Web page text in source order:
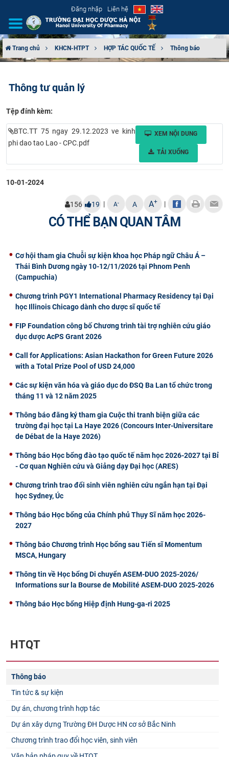
Đăng nhập Liên hệ
CƠ CẤU TỔ CHỨC
TUYỂN SINH
ĐÀO TẠO
ĐẢM BẢO CHẤT LƯỢNG
Trang chủ KHCN-HTPT HỢP TÁC QUỐC TẾ Thông báo
Thông tư quản lý
Tệp đính kèm:
BTC.TT 75 ngay 29.12.2023 ve kinh
phi dao tao Lao - CPC.pdf
XEM NỘI DUNG
TẢI XUỐNG
10-01-2024
156 19 | A- A A+ |
CÓ THỂ BẠN QUAN TÂM
Cơ hội tham gia Chuỗi sự kiện khoa học Pháp ngữ Châu Á –
Thái Bình Dương ngày 10-12/11/2026 tại Phnom Penh
(Campuchia)
Chương trình PGY1 International Pharmacy Residency tại Đại
học Illinois Chicago dành cho dược sĩ quốc tế
FIP Foundation công bố Chương trình tài trợ nghiên cứu giáo
dục dược AcPS Grant 2026
Call for Applications: Asian Hackathon for Green Future 2026
with a Total Prize Pool of USD 24,000
Các sự kiện văn hóa và giáo dục do ĐSQ Ba Lan tổ chức trong
tháng 11 và 12 năm 2025
Thông báo đăng ký tham gia Cuộc thi tranh biện giữa các
trường đại học tại La Haye 2026 (Concours Inter-Universitare
de Débat de la Haye 2026)
Thông báo Học bổng đào tạo quốc tế năm học 2026-2027 tại Bỉ
- Cơ quan Nghiên cứu và Giảng dạy Đại học (ARES)
Chương trình trao đổi sinh viên nghiên cứu ngắn hạn tại Đại
học Sydney, Úc
Thông báo Học bổng của Chính phủ Thụy Sĩ năm học 2026-
2027
Thông báo Chương trình Học bổng sau Tiến sĩ Momentum
MSCA, Hungary
Thông tin về Học bổng Di chuyển ASEM-DUO 2025-2026/
Informations sur la Bourse de Mobilité ASEM-DUO 2025-2026
Thông báo Học bổng Hiệp định Hung-ga-ri 2025
HTQT
Thông báo
Tin tức & sự kiện
Dự án, chương trình hợp tác
Dự án xây dựng Trường ĐH Dược HN cơ sở Bắc Ninh
Chương trình trao đổi học viên, sinh viên